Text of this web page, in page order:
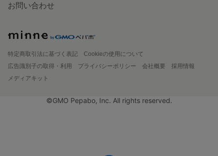
お問い合わせ
特定商取引法に基づく表記
Cookieの使用について
広告識別子の取得・利用
プライバシーポリシー 会社概要
採用情報
メディアキット
©GMO Pepabo, Inc. All rights reserved.